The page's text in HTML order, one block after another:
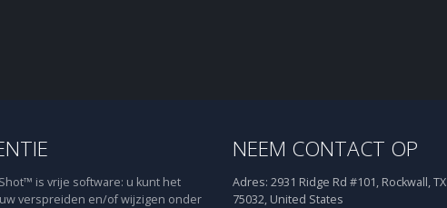
is vrije software: u kunt het
verspreiden en/of wijzigen onder
NEEM CONTACT OP
Adres: 2931 Ridge Rd #101, Rockwall, TX
75032, United States